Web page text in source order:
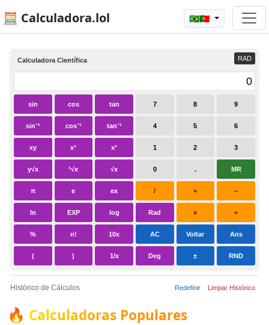
🧮 Calculadora.lol 🇧🇷🇵🇹
Calculadora Científica RAD
sin cos tan
Deg
Rad
7 8 9
sin⁻¹ cos⁻¹ tan⁻¹
π e
4 5 6
xy x³ x²
ex
10x
1 2 3
y√x ³√x √x
ln log
0 . MR
( ) 1/x
% n!
+ −
×
± RND
AC Voltar Ans
/
=
EXP
Histórico de Cálculos Redefinir Limpar Histórico
🔥 Calculadoras Populares